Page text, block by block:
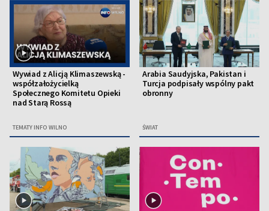
Wywiad z Alicją Klimaszewską -
współzałożycielką
Społecznego Komitetu Opieki
nad Starą Rossą
TEMATY INFO WILNO
Arabia Saudyjska, Pakistan i
Turcja podpisały wspólny pakt
obronny
ŚWIAT